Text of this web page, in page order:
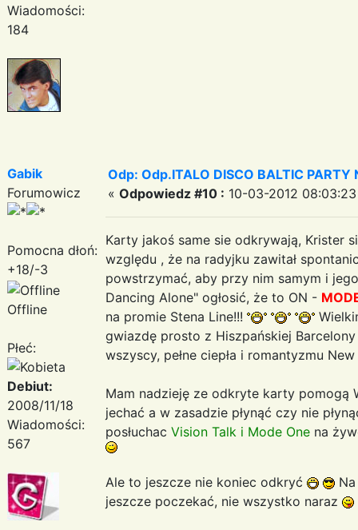
Wiadomości:
184
Gabik
Forumowicz
Pomocna dłoń:
+18/-3
Offline
Płeć:
Debiut:
2008/11/18
Wiadomości:
567
Odp: Odp.ITALO DISCO BALTIC PARTY
« Odpowiedz #10 : 10-03-2012
Karty jakoś same sie odkrywają, Krister
względu , że na radyjku zawitał
powstrzymać, aby przy nim samym i
Dancing Alone" ogłosić, że to ON -
na promie Stena Line!!!
gwiazdę prosto z Hiszpańskiej
wszyscy, pełne ciepła i romantyzmu
Mam nadzieję ze odkryte karty pomogą
jechać a w zasadzie płynąć czy nie
posłuchac Vision Talk i Mode One na
Ale to jeszcze nie koniec odkryć
jeszcze poczekać, nie wszystko naraz